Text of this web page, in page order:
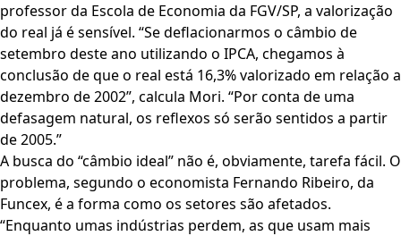
professor da Escola de Economia da FGV/SP, a valorização
do real já é sensível. “Se deflacionarmos o câmbio de
setembro deste ano utilizando o IPCA, chegamos à
conclusão de que o real está 16,3% valorizado em relação a
dezembro de 2002”, calcula Mori. “Por conta de uma
defasagem natural, os reflexos só serão sentidos a partir
de 2005.”
A busca do “câmbio ideal” não é, obviamente, tarefa fácil. O
problema, segundo o economista Fernando Ribeiro, da
Funcex, é a forma como os setores são afetados.
“Enquanto umas indústrias perdem, as que usam mais